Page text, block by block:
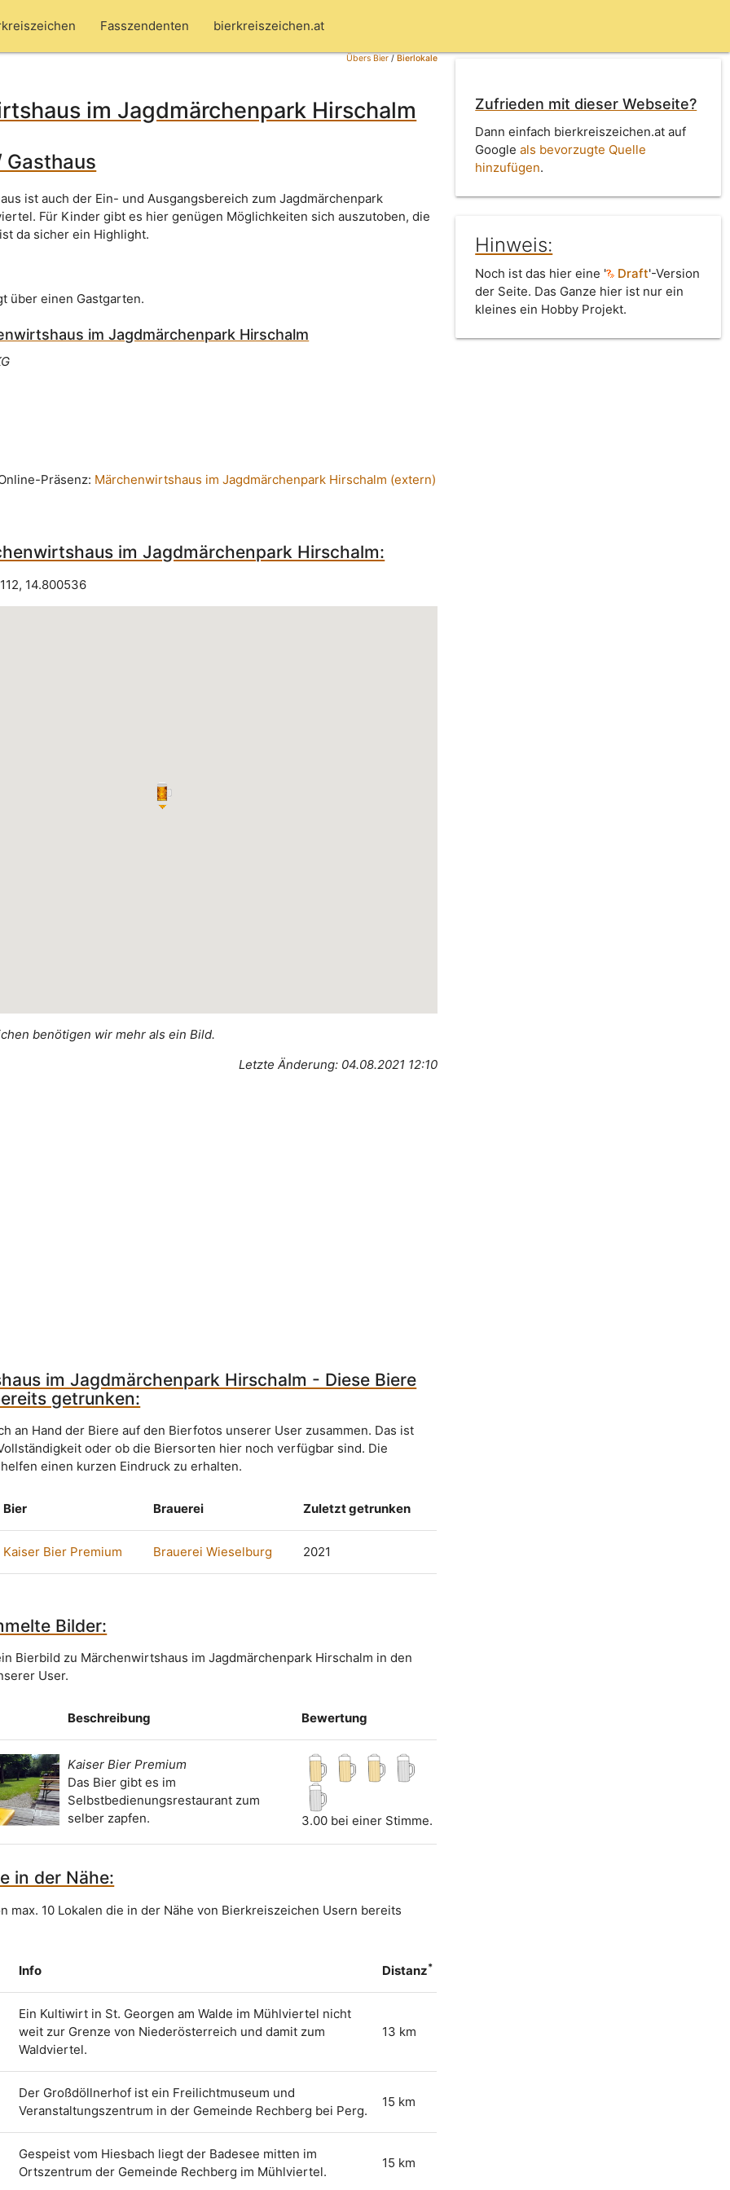
Fasszendenten bierkreiszeichen.at
Übers Bier/Bierlokale
im Jagdmärchenpark Hirschalm
Gasthaus
ist auch der Ein- und Ausgangsbereich zum Jagdmärchenpark
Für Kinder gibt es hier genügen Möglichkeiten sich auszutoben, die
da sicher ein Highlight.
über einen Gastgarten.
im Jagdmärchenpark Hirschalm
Präsenz: Märchenwirtshaus im Jagdmärchenpark Hirschalm (extern)
im Jagdmärchenpark Hirschalm:
, 14.800536
benötigen wir mehr als ein Bild.
Letzte Änderung: 04.08.2021 12:10
Zufrieden mit dieser Webseite?
Dann einfach bierkreiszeichen.at auf
Googleals bevorzugte Quelle
hinzufügen.
Hinweis:
Noch ist das hier eine ' Draft'-Version
der Seite. Das Ganze hier ist nur ein
kleines ein Hobby Projekt.
im Jagdmärchenpark Hirschalm - Diese Biere
getrunken:
an Hand der Biere auf den Bierfotos unserer User zusammen. Das ist
oder ob die Biersorten hier noch verfügbar sind. Die
einen kurzen Eindruck zu erhalten.
Bier Brauerei Zuletzt getrunken
Kaiser Bier Premium Brauerei Wieselburg 2021
Bilder:
Bierbild zu Märchenwirtshaus im Jagdmärchenpark Hirschalm in den
User.
Beschreibung Bewertung
Kaiser Bier Premium
Das Bier gibt es im
Selbstbedienungsrestaurant zum
selber zapfen.
3.00 bei einer Stimme.
in der Nähe:
max. 10 Lokalen die in der Nähe von Bierkreiszeichen Usern bereits
Info Distanz*
Ein Kultiwirt in St. Georgen am Walde im Mühlviertel nicht
weit zur Grenze von Niederösterreich und damit zum
Waldviertel.
13 km
Der Großdöllnerhof ist ein Freilichtmuseum und
Veranstaltungszentrum in der Gemeinde Rechberg bei Perg.
15 km
Gespeist vom Hiesbach liegt der Badesee mitten im
Ortszentrum der Gemeinde Rechberg im Mühlviertel.
15 km